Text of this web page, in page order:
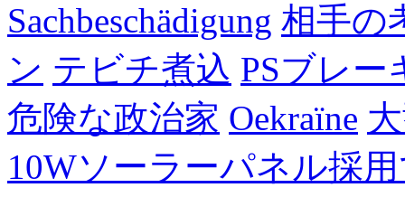
Sachbeschädigung 相手の
ン テビチ煮込 PSブレー
危険な政治家 Oekraïne
10Wソーラーパネル採